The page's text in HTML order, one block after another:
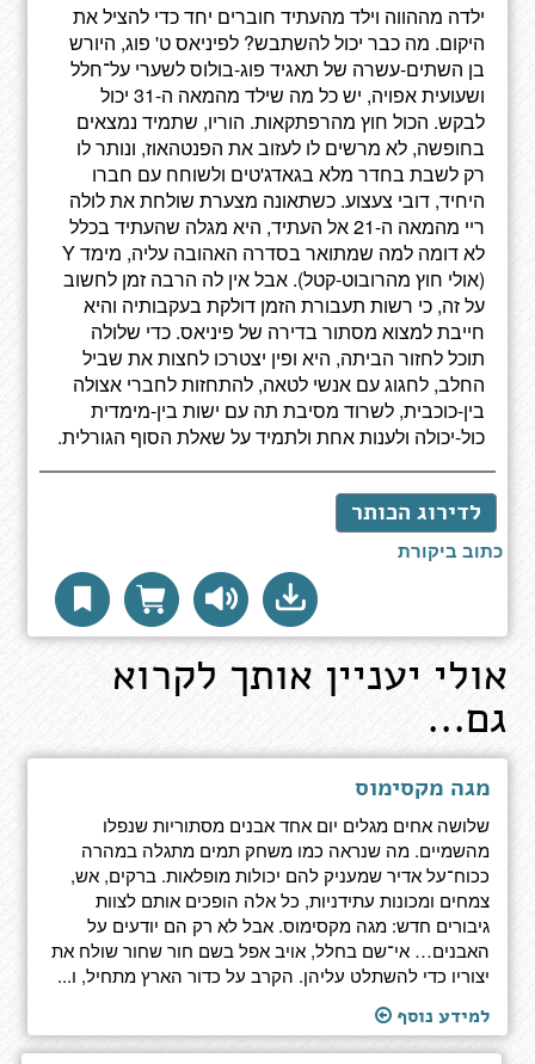
ילדה מההווה וילד מהעתיד חוברים יחד כדי להציל את
היקום. מה כבר יכול להשתבש? לפיניאס ט' פוג, היורש
בן השתים-עשרה של תאגיד פוג-בולוס לשערי על־חלל
ושעועית אפויה, יש כל מה שילד מהמאה ה-31 יכול
לבקש. הכול חוץ מהרפתקאות. הוריו, שתמיד נמצאים
בחופשה, לא מרשים לו לעזוב את הפנטהאוז, ונותר לו
רק לשבת בחדר מלא בגאדג'טים ולשוחח עם חברו
היחיד, דובי צעצוע. כשתאונה מצערת שולחת את לולה
ריי מהמאה ה-21 אל העתיד, היא מגלה שהעתיד בכלל
לא דומה למה שמתואר בסדרה האהובה עליה, מימד Y
(אולי חוץ מהרובוט-קטל). אבל אין לה הרבה זמן לחשוב
על זה, כי רשות תעבורת הזמן דולקת בעקבותיה והיא
חייבת למצוא מסתור בדירה של פיניאס. כדי שלולה
תוכל לחזור הביתה, היא ופין יצטרכו לחצות את שביל
החלב, לחגוג עם אנשי לטאה, להתחזות לחברי אצולה
בין-כוכבית, לשרוד מסיבת תה עם ישות בין-מימדית
כול-יכולה ולענות אחת ולתמיד על שאלת הסוף הגורלית.
לדירוג הכותר
כתוב ביקורת
אולי יעניין אותך לקרוא
גם...
מגה מקסימוס
שלושה אחים מגלים יום אחד אבנים מסתוריות שנפלו
מהשמיים. מה שנראה כמו משחק תמים מתגלה במהרה
ככוח־על אדיר שמעניק להם יכולות מופלאות. ברקים, אש,
צמחים ומכונות עתידניות, כל אלה הופכים אותם לצוות
גיבורים חדש: מגה מקסימוס. אבל לא רק הם יודעים על
האבנים… אי־שם בחלל, אויב אפל בשם חור שחור שולח את
יצוריו כדי להשתלט עליהן. הקרב על כדור הארץ מתחיל, ו...
למידע נוסף